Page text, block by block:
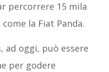
percorrere 15 mila
la Fiat Panda.
ad oggi, può essere
per godere